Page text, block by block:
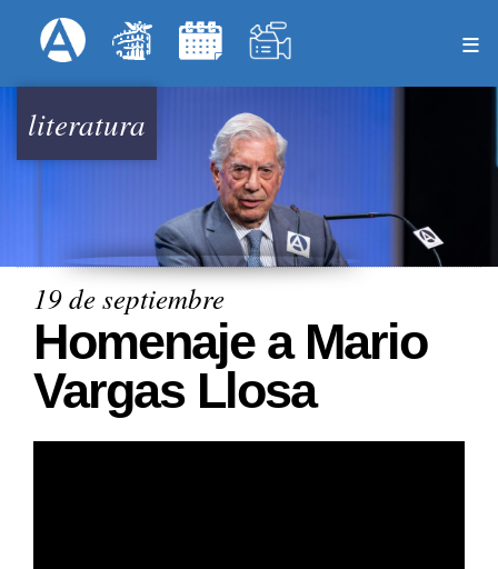
al
Menú Superior
literatura
19 de septiembre
Homenaje a Mario
Vargas Llosa